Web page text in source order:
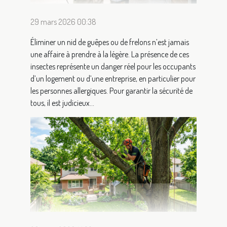
29 mars 2026 00:38
Éliminer un nid de guêpes ou de frelons n’est jamais
une affaire à prendre à la légère. La présence de ces
insectes représente un danger réel pour les occupants
d’un logement ou d’une entreprise, en particulier pour
les personnes allergiques. Pour garantir la sécurité de
tous, il est judicieux...